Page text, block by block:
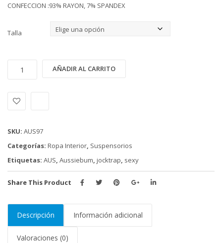
CONFECCION :93% RAYON, 7% SPANDEX
Talla
AUSSIEBUM
cantidad
AÑADIR AL CARRITO
SKU: AUS97
Categorías: Ropa Interior Suspensorios
Etiquetas: AUS Aussiebum jocktrap sexy
Share This Product
Descripción Información adicional
Valoraciones (0)